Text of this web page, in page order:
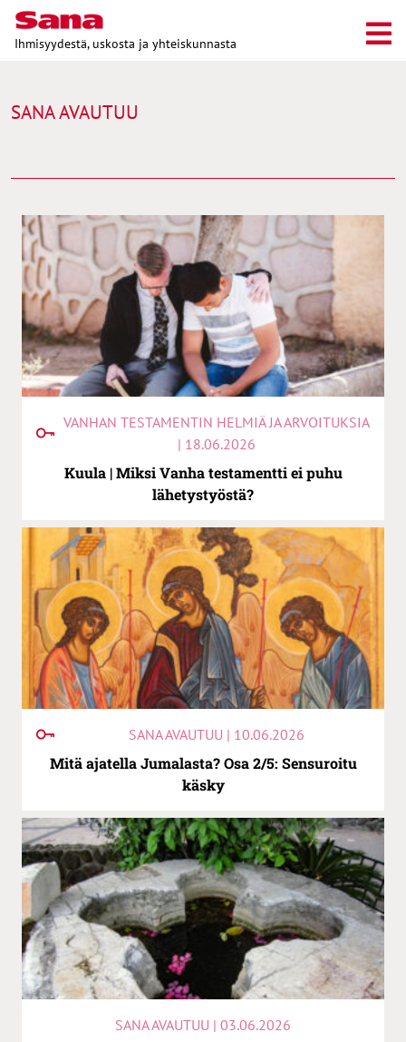
Ihmisyydestä, uskosta ja yhteiskunnasta
SANA AVAUTUU
VANHAN TESTAMENTIN HELMIÄ JA ARVOITUKSIA
| 18.06.2026
Kuula | Miksi Vanha testamentti ei puhu
lähetystyöstä?
SANA AVAUTUU | 10.06.2026
Mitä ajatella Jumalasta? Osa 2/5: Sensuroitu
käsky
SANA AVAUTUU | 03.06.2026